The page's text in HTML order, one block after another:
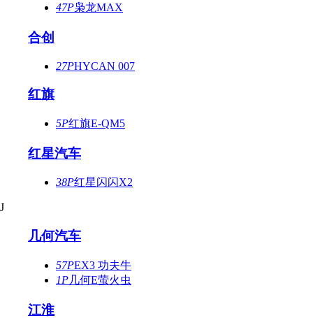
47P枭龙MAX
合创
27PHYCAN 007
红旗
5P红旗E-QM5
红星汽车
38P红星闪闪X2
J
几何汽车
57PEX3 功夫牛
1P几何E萤火虫
江淮